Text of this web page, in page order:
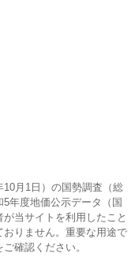
月1日）の国勢調査（総
年度地価公示データ（国
当サイトを利用したこと
りません。重要な用途で
確認ください。